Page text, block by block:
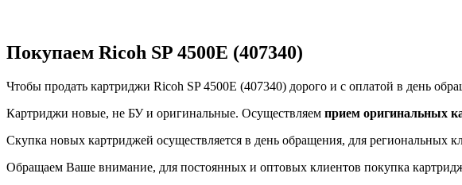
Покупаем Ricoh SP 4500E (407340)
Чтобы продать картриджи Ricoh SP 4500E (407340) дорого и с оплатой в день
Картриджи новые, не БУ и оригинальные. Осуществляем прием оригинальных
Скупка новых картриджей осуществляется в день обращения, для региональных
Обращаем Ваше внимание, для постоянных и оптовых клиентов покупка